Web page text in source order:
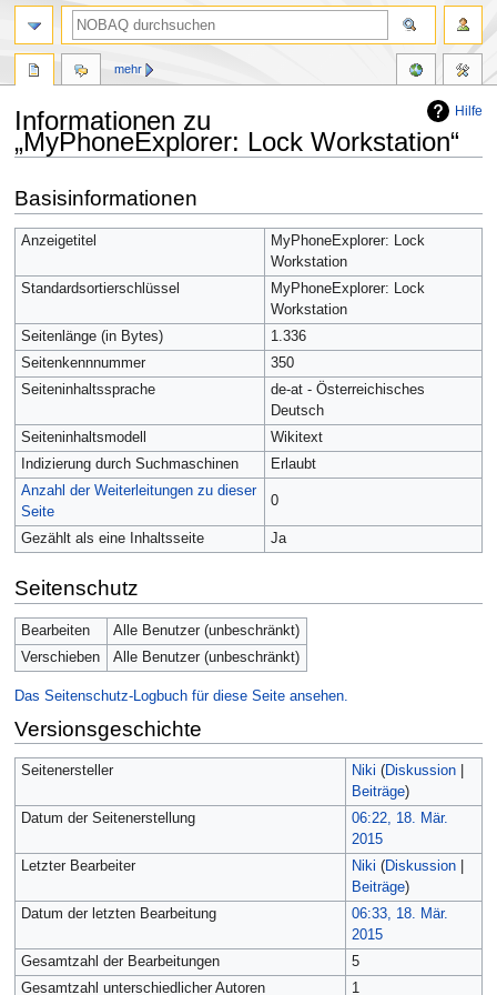
Hilfe
Informationen zu
„MyPhoneExplorer: Lock Workstation“
Navigation
springen
Suche
springen
Basisinformationen
Anzeigetitel
MyPhoneExplorer: Lock
Workstation
Standardsortierschlüssel
MyPhoneExplorer: Lock
Workstation
Seitenlänge (in Bytes)
1.336
Seitenkennnummer
350
Seiteninhaltssprache
de-at - Österreichisches
Deutsch
Seiteninhaltsmodell
Wikitext
Indizierung durch Suchmaschinen
Erlaubt
Anzahl der Weiterleitungen zu dieser
Seite
0
Gezählt als eine Inhaltsseite Ja
Seitenschutz
Bearbeiten
Alle Benutzer (unbeschränkt)
Verschieben
Alle Benutzer (unbeschränkt)
Das Seitenschutz-Logbuch für diese Seite ansehen.
Versionsgeschichte
Seitenersteller Niki (Diskussion|
Beiträge)
Datum der Seitenerstellung
06:22, 18. Mär.
2015
Letzter Bearbeiter
Niki (Diskussion|
Beiträge)
Datum der letzten Bearbeitung
06:33, 18. Mär.
2015
Gesamtzahl der Bearbeitungen
5
Gesamtzahl unterschiedlicher Autoren
1
mehr